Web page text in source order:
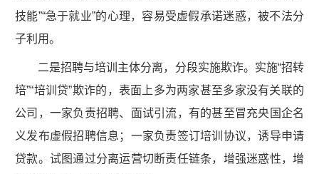
技能”“急于就业”的心理，容易受虚假承诺迷惑，被不法分
子利用。
二是招聘与培训主体分离，分段实施欺诈。实施“招转
培”“培训贷”欺诈的，表面上多为两家甚至多家没有关联的
公司，一家负责招聘、面试引流，有的甚至冒充央国企名
义发布虚假招聘信息；一家负责签订培训协议，诱导申请
贷款。试图通过分离运营切断责任链条，增强迷惑性，增